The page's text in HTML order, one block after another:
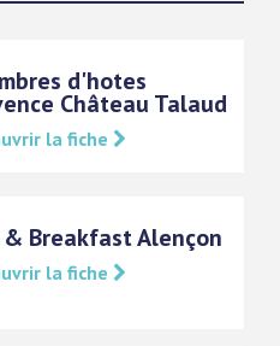
d'hotes
Château Talaud
la fiche
& Breakfast Alençon
la fiche